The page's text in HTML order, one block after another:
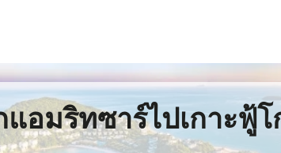
แอมริทซาร์ไปเกาะฟู้